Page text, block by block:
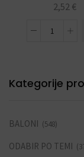
2,52 €
Kategorije
BALONI (548)
ODABIR PO TEMI